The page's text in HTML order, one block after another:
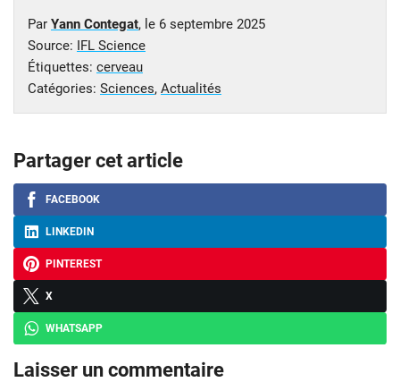
Par Yann Contegat, le 6 septembre 2025
Source: IFL Science
Étiquettes: cerveau
Catégories: Sciences, Actualités
Partager cet article
FACEBOOK
LINKEDIN
PINTEREST
X
WHATSAPP
Laisser un commentaire